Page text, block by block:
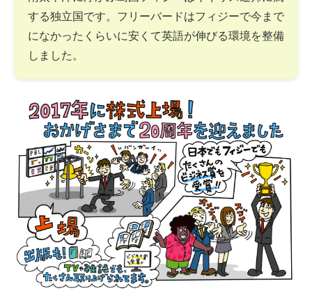
する独立国です。フリーバードはフィジーで今まで
になかったくらいに安くて英語が伸びる環境を整備
しました。